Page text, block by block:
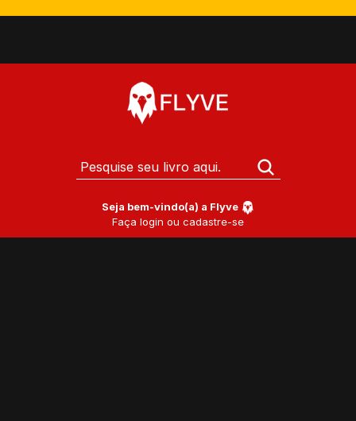
Seja bem-vindo(a) a Flyve
Faça login ou cadastre-se